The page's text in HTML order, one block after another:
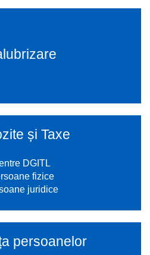
și Taxe
DGITL
fizice
juridice
persoanelor